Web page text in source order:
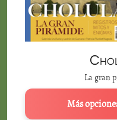
La gran
Más